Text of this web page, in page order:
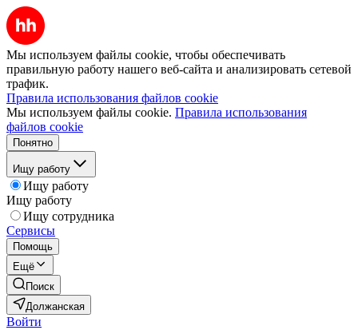
Мы используем файлы cookie, чтобы обеспечивать
правильную работу нашего веб-сайта и анализировать сетевой
трафик.
Правила использования файлов cookie
Мы используем файлы cookie. Правила использования
файлов cookie
Понятно
Ищу работу
Ищу работу
Ищу работу
Ищу сотрудника
Сервисы
Помощь
Ещё
Поиск
Должанская
Войти